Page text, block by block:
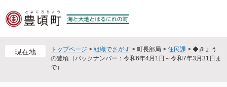
ー
ニ
現在地 トップページ > 組織でさがす > 町長部局 > 住民課 > ◆きょう
の豊頃（バックナンバー：令和6年4月1日～令和7年3月31日ま
で）